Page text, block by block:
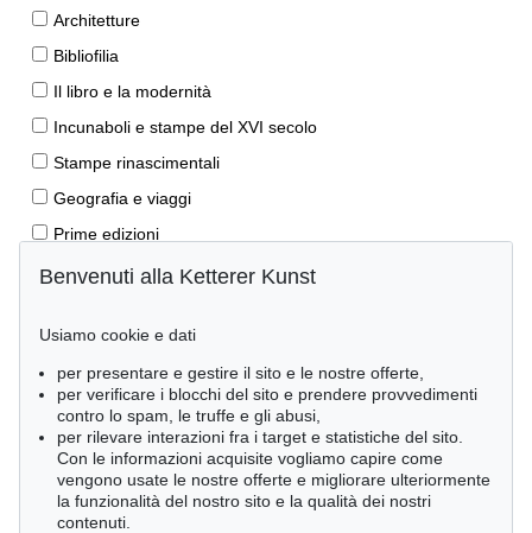
Architetture
Bibliofilia
Il libro e la modernità
Incunaboli e stampe del XVI secolo
Stampe rinascimentali
Geografia e viaggi
Prime edizioni
Manoscritti antichi
Libri per bambini
Lifestyle
Pietre miliari delle scienze naturali
Letteratura classica
Economia e diritto
Meraviglie della natura
Benvenuti alla Ketterer Kunst
Usiamo cookie e dati
per presentare e gestire il sito e le nostre offerte,
per verificare i blocchi del sito e prendere provvedimenti
contro lo spam, le truffe e gli abusi,
per rilevare interazioni fra i target e statistiche del sito.
Con le informazioni acquisite vogliamo capire come
vengono usate le nostre offerte e migliorare ulteriormente
la funzionalità del nostro sito e la qualità dei nostri
contenuti.